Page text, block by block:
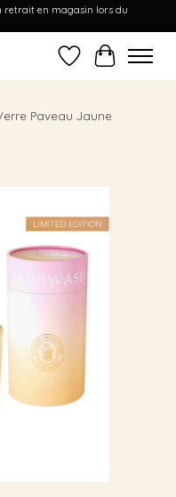
retrait en magasin lors du
Liste dePanier
Paveau Jaune